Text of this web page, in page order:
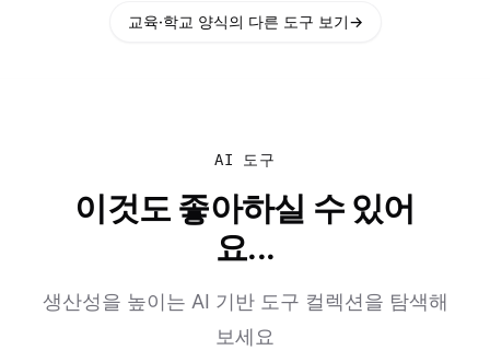
교육·학교 양식의 다른 도구 보기→
AI 도구
이것도 좋아하실 수 있어
요...
생산성을 높이는 AI 기반 도구 컬렉션을 탐색해
보세요